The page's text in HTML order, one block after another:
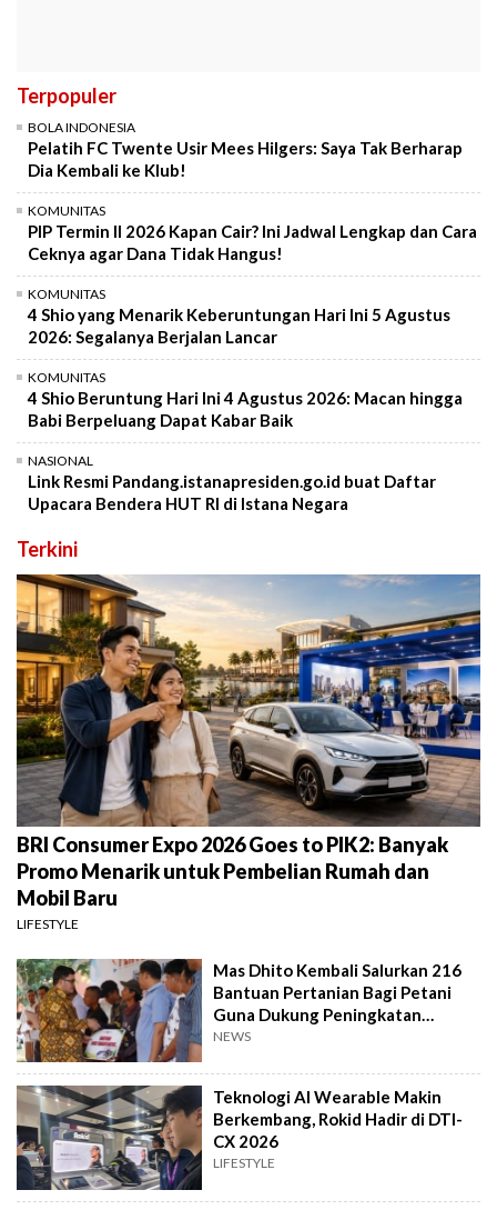
Terpopuler
BOLA INDONESIA
Pelatih FC Twente Usir Mees Hilgers: Saya Tak Berharap
Dia Kembali ke Klub!
KOMUNITAS
PIP Termin II 2026 Kapan Cair? Ini Jadwal Lengkap dan Cara
Ceknya agar Dana Tidak Hangus!
KOMUNITAS
4 Shio yang Menarik Keberuntungan Hari Ini 5 Agustus
2026: Segalanya Berjalan Lancar
KOMUNITAS
4 Shio Beruntung Hari Ini 4 Agustus 2026: Macan hingga
Babi Berpeluang Dapat Kabar Baik
NASIONAL
Link Resmi Pandang.istanapresiden.go.id buat Daftar
Upacara Bendera HUT RI di Istana Negara
Terkini
BRI Consumer Expo 2026 Goes to PIK2: Banyak
Promo Menarik untuk Pembelian Rumah dan
Mobil Baru
LIFESTYLE
Mas Dhito Kembali Salurkan 216
Bantuan Pertanian Bagi Petani
Guna Dukung Peningkatan
Produksi
NEWS
Teknologi AI Wearable Makin
Berkembang, Rokid Hadir di DTI-
CX 2026
LIFESTYLE